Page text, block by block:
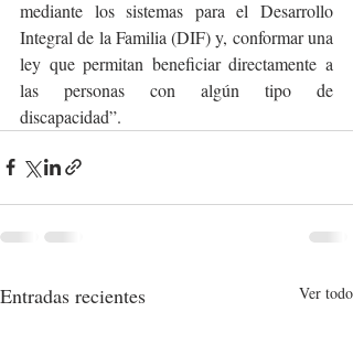
mediante los sistemas para el Desarrollo
Integral de la Familia (DIF) y, conformar una
ley que permitan beneficiar directamente a
las personas con algún tipo de
discapacidad”.
Entradas recientes Ver todo